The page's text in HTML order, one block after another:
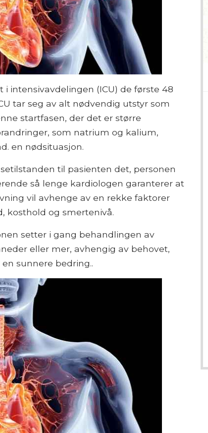
intensivavdelingen (ICU) de første 48
tar seg av alt nødvendig utstyr som
startfasen, der det er større
som natrium og kalium,
en nødsituasjon.
til pasienten det, personen
så lenge kardiologen garanterer at
vil avhenge av en rekke faktorer
kosthold og smertenivå.
setter i gang behandlingen av
eller mer, avhengig av behovet,
sunnere bedring..